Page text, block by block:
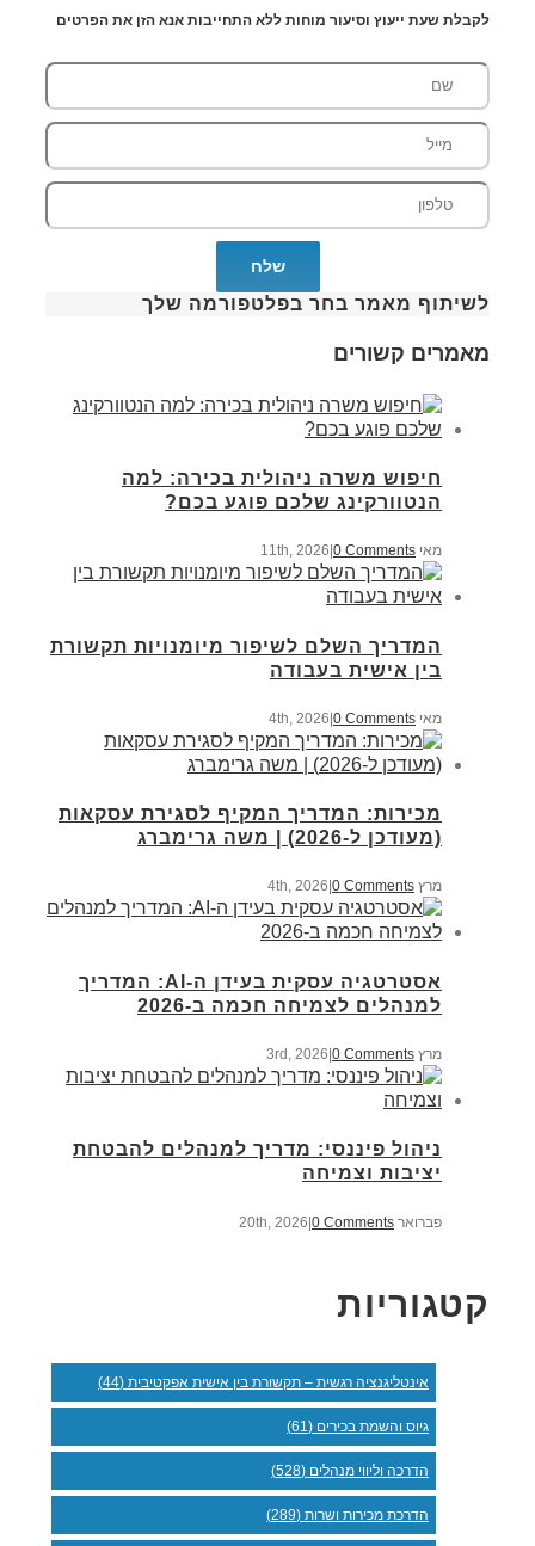
לקבלת שעת ייעוץ וסיעור מוחות ללא התחייבות אנא הזן את הפרטים
לשיתוף מאמר בחר בפלטפורמה שלך
מאמרים קשורים
חיפוש משרה ניהולית בכירה: למה
הנטוורקינג שלכם פוגע בכם?
מאי 11th, 2026 0 Comments
המדריך השלם לשיפור מיומנויות תקשורת
בין אישית בעבודה
מאי 4th, 2026 0 Comments
מכירות: המדריך המקיף לסגירת עסקאות
(מעודכן ל-2026) | משה גרימברג
מרץ 4th, 2026 0 Comments
אסטרטגיה עסקית בעידן ה-AI: המדריך
למנהלים לצמיחה חכמה ב-2026
מרץ 3rd, 2026 0 Comments
ניהול פיננסי: מדריך למנהלים להבטחת
יציבות וצמיחה
פברואר 20th, 2026 |0 Comments
קטגוריות
אינטליגנציה רגשית – תקשורת בין אישית אפקטיבית (44)
גיוס והשמת בכירים (61)
הדרכה וליווי מנהלים (528)
הדרכת מכירות ושרות (289)